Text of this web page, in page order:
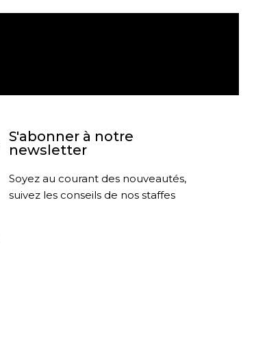
S'abonner à notre
newsletter
Soyez au courant des nouveautés,
suivez les conseils de nos staffes